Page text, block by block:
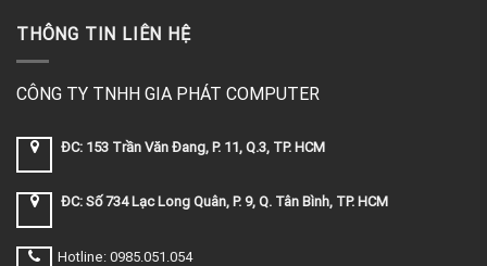
THÔNG TIN LIÊN HỆ
CÔNG TY TNHH GIA PHÁT COMPUTER
ĐC: 153 Trần Văn Đang, P. 11, Q.3, TP. HCM
ĐC: Số 734 Lạc Long Quân, P. 9, Q. Tân Bình, TP. HCM
Hotline: 0985.051.054